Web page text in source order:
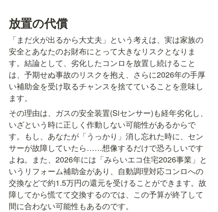
放置の代償
「まだ火が出るから大丈夫」という考えは、実は家族の
安全とあなたのお財布にとって大きなリスクとなりま
す。結論として、劣化したコンロを放置し続けること
は、予期せぬ事故のリスクを抱え、さらに2026年の手厚
い補助金を受け取るチャンスを捨てていることを意味し
ます。
その理由は、ガスの安全装置(Siセンサー)も経年劣化し、
いざという時に正しく作動しない可能性があるからで
す。もし、あなたが「うっかり」消し忘れた時に、セン
サーが故障していたら……想像するだけで恐ろしいです
よね。また、2026年には「みらいエコ住宅2026事業」と
いうリフォーム補助金があり、自動調理対応コンロへの
交換などで約1.5万円の還元を受けることができます。故
障してから慌てて交換するのでは、この予算が終了して
間に合わない可能性もあるのです。